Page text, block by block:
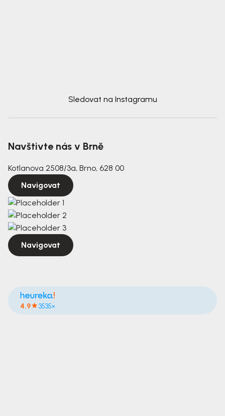
Sledovat na Instagramu
Navštivte nás v Brně
Kotlanova 2508/3a, Brno, 628 00
Navigovat
Navigovat
4.9 3535×